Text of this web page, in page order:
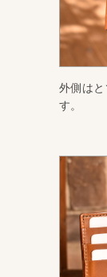
外側は
す。